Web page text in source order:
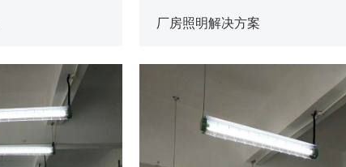
厂房照明解决方案